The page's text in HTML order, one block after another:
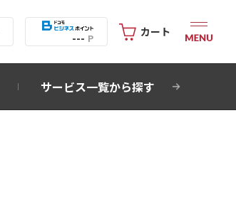
--- P カート
サービス一覧から探す